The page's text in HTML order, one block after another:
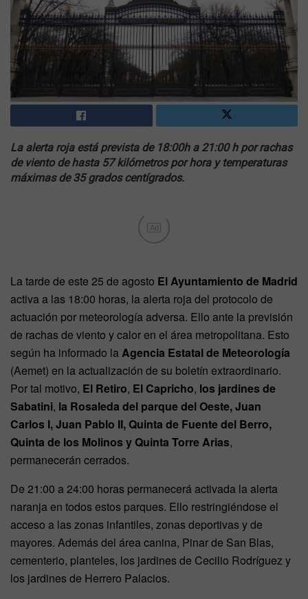
La alerta roja está prevista de 18:00h a 21:00 h por rachas
de viento de hasta 57 kilómetros por hora y temperaturas
máximas de 35 grados centígrados.
Ad
La tarde de este 25 de agosto El Ayuntamiento de Madrid
activa a las 18:00 horas, la alerta roja del protocolo de
actuación por meteorología adversa. Ello ante la previsión
de rachas de viento y calor en el área metropolitana. Esto
según ha informado laAgencia Estatal de Meteorología
(Aemet) en la actualización de su boletín extraordinario.
Por tal motivo, El Retiro, El Capricho, los jardines de
Sabatini, la Rosaleda del parque del Oeste, Juan
Carlos I, Juan Pablo II, Quinta de Fuente del Berro,
Quinta de los Molinos y Quinta Torre Arias,
permanecerán cerrados.
De 21:00 a 24:00 horas permanecerá activada la alerta
naranja en todos estos parques. Ello restringiéndose el
acceso a las zonas infantiles, zonas deportivas y de
mayores. Además del área canina, Pinar de San Blas,
cementerio, planteles, los jardines de Cecilio Rodríguez y
los jardines de Herrero Palacios.